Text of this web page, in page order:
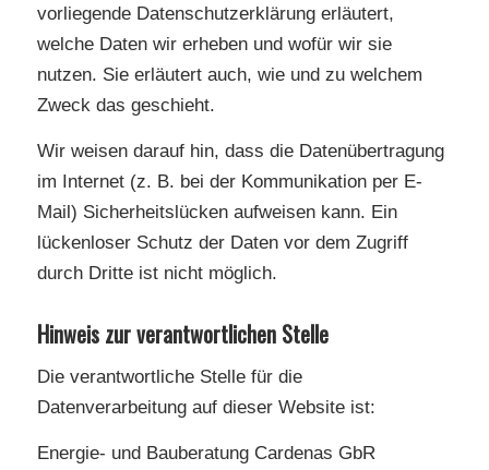
vorliegende Datenschutzerklärung erläutert,
welche Daten wir erheben und wofür wir sie
nutzen. Sie erläutert auch, wie und zu welchem
Zweck das geschieht.
Wir weisen darauf hin, dass die Datenübertragung
im Internet (z. B. bei der Kommunikation per E-
Mail) Sicherheitslücken aufweisen kann. Ein
lückenloser Schutz der Daten vor dem Zugriff
durch Dritte ist nicht möglich.
Hinweis zur verantwortlichen Stelle
Die verantwortliche Stelle für die
Datenverarbeitung auf dieser Website ist:
Energie- und Bauberatung Cardenas GbR